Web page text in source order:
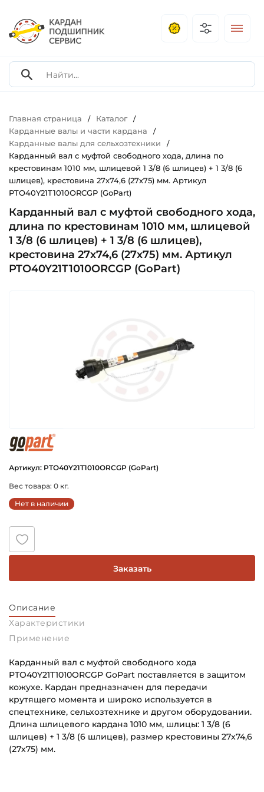
Главная страница / Каталог /
Карданные валы и части кардана /
Карданные валы для сельхозтехники /
Карданный вал с муфтой свободного хода, длина по
крестовинам 1010 мм, шлицевой 1 3/8 (6 шлицев) + 1 3/8 (6
шлицев), крестовина 27х74,6 (27х75) мм. Артикул
PTO40Y21T1010ORCGP (GoPart)
Карданный вал с муфтой свободного хода,
длина по крестовинам 1010 мм, шлицевой
1 3/8 (6 шлицев) + 1 3/8 (6 шлицев),
крестовина 27х74,6 (27х75) мм. Артикул
PTO40Y21T1010ORCGP (GoPart)
Артикул: PTO40Y21T1010ORCGP (GoPart)
Вес товара: 0 кг.
Нет в наличии
Заказать
Описание
Характеристики
Применение
Карданный вал с муфтой свободного хода
PTO40Y21T1010ORCGP GoPart поставляется в защитом
кожухе. Кардан предназначен для передачи
крутящего момента и широко используется в
спецтехнике, сельхозтехнике и другом оборудовании.
Длина шлицевого кардана 1010 мм, шлицы: 1 3/8 (6
шлицев) + 1 3/8 (6 шлицев), размер крестовины 27х74,6
(27х75) мм.